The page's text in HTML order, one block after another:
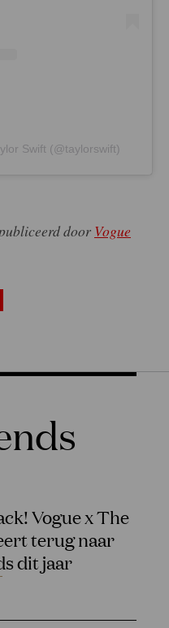
Swift (@taylorswift)
door Vogue
Vogue x The
terug naar
dit jaar